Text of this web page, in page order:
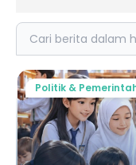
Search
Politik &